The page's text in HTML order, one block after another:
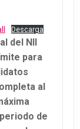
Descarga
del NII
para
al
de